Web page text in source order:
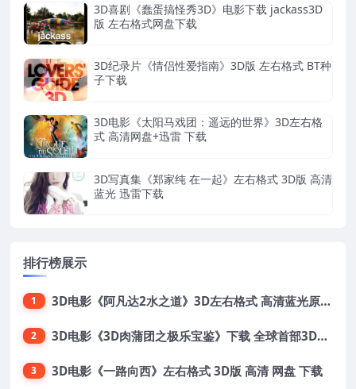
3D喜剧《蠢蛋搞怪秀3D》电影下载 jackass3D
版 左右格式网盘下载
3D纪录片《情侣性爱指南》3D版 左右格式 BT种
子下载
3D电影《太阳马戏团：遥远的世界》3D左右格
式 高清网盘+迅雷 下载
3D写真集《郑家纯 在一起》左右格式 3D版 高清
蓝光 迅雷下载
排行榜展示
1 3D电影《阿凡达2水之道》3D左右格式 高清蓝光原盘 网盘下载 中文配音 4K3DVR电影
2 3D电影《3D肉蒲团之极乐宝鉴》下载 全球首部3D限制级电影 网盘下载
3 3D电影《一路向西》左右格式 3D版 高清 网盘 下载